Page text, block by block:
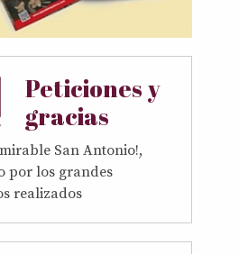
Peticiones y
gracias
San Antonio!,
por los grandes
realizados